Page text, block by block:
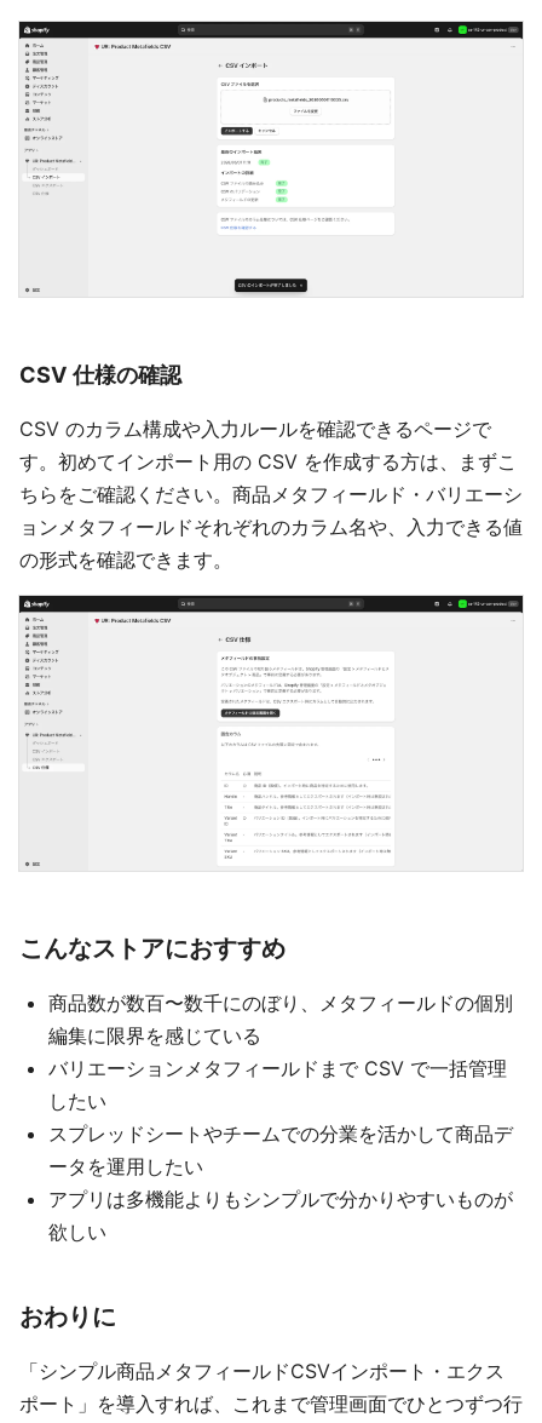
CSV 仕様の確認
CSV のカラム構成や入力ルールを確認できるページで
す。初めてインポート用の CSV を作成する方は、まずこ
ちらをご確認ください。商品メタフィールド・バリエーシ
ョンメタフィールドそれぞれのカラム名や、入力できる値
の形式を確認できます。
こんなストアにおすすめ
商品数が数百〜数千にのぼり、メタフィールドの個別
編集に限界を感じている
バリエーションメタフィールドまで CSV で一括管理
したい
スプレッドシートやチームでの分業を活かして商品デ
ータを運用したい
アプリは多機能よりもシンプルで分かりやすいものが
欲しい
おわりに
「シンプル商品メタフィールドCSVインポート・エクス
ポート」を導入すれば、これまで管理画面でひとつずつ行